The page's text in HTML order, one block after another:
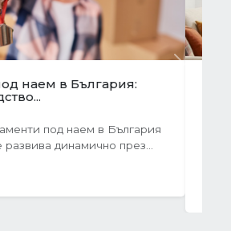
за хол на една ръка
си признаем, че понякога
в